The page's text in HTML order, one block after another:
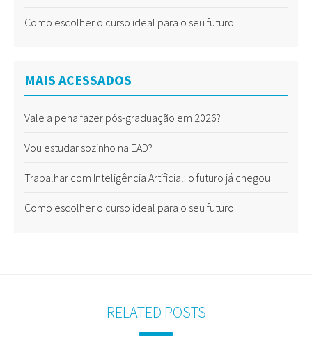
Como escolher o curso ideal para o seu futuro
MAIS ACESSADOS
Vale a pena fazer pós-graduação em 2026?
Vou estudar sozinho na EAD?
Trabalhar com Inteligência Artificial: o futuro já chegou
Como escolher o curso ideal para o seu futuro
RELATED POSTS